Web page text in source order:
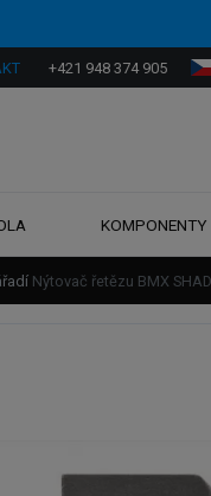
+421 948 374 905
KOMPONENTY
Nýtovač řetězu BMX